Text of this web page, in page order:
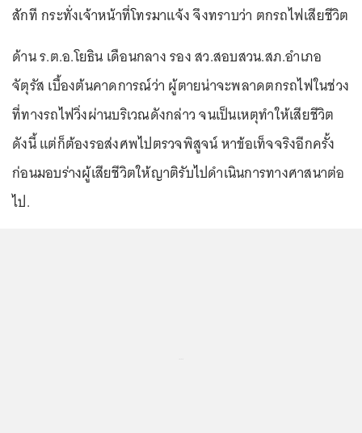
สักที กระทั่งเจ้าหน้าที่โทรมาแจ้ง จึงทราบว่า ตกรถไฟเสียชีวิต
ด้าน ร.ต.อ.โยธิน เดือนกลาง รอง สว.สอบสวน.สภ.อำเภอ
จัตุรัส เบื้องต้นคาดการณ์ว่า ผู้ตายน่าจะพลาดตกรถไฟในช่วง
ที่ทางรถไฟวิ่งผ่านบริเวณดังกล่าว จนเป็นเหตุทำให้เสียชีวิต
ดังนี้ แต่ก็ต้องรอส่งศพไปตรวจพิสูจน์ หาข้อเท็จจริงอีกครั้ง
ก่อนมอบร่างผู้เสียชีวิตให้ญาติรับไปดำเนินการทางศาสนาต่อ
ไป.